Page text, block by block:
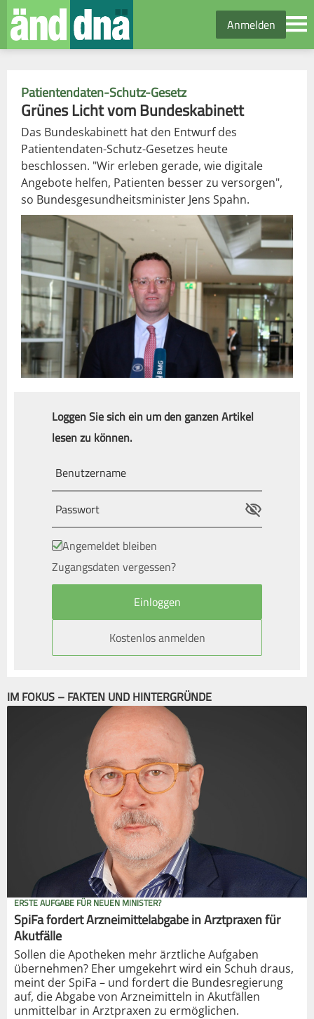
Anmelden
Patientendaten-Schutz-Gesetz
Grünes Licht vom Bundeskabinett
Das Bundeskabinett hat den Entwurf des
Patientendaten-Schutz-Gesetzes heute
beschlossen. "Wir erleben gerade, wie digitale
Angebote helfen, Patienten besser zu versorgen",
so Bundesgesundheitsminister Jens Spahn.
Loggen Sie sich ein um den ganzen Artikel
lesen zu können.
Angemeldet bleiben
Zugangsdaten vergessen?
Kostenlos anmelden
IM FOKUS – FAKTEN UND HINTERGRÜNDE
ERSTE AUFGABE FÜR NEUEN MINISTER?
SpiFa fordert Arzneimittelabgabe in Arztpraxen für
Akutfälle
Sollen die Apotheken mehr ärztliche Aufgaben
übernehmen? Eher umgekehrt wird ein Schuh draus,
meint der SpiFa – und fordert die Bundesregierung
auf, die Abgabe von Arzneimitteln in Akutfällen
unmittelbar in Arztpraxen zu ermöglichen.